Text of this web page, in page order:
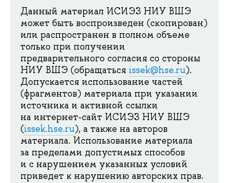
Данный материал ИСИЭЗ НИУ ВШЭ
может быть воспроизведен (скопирован)
или распространен в полном объеме
только при получении
предварительного согласия со стороны
НИУ ВШЭ (обращаться issek@hse.ru).
Допускается использование частей
(фрагментов) материала при указании
источника и активной ссылки
на интернет-сайт ИСИЭЗ НИУ ВШЭ
(issek.hse.ru), а также на авторов
материала. Использование материала
за пределами допустимых способов
и с нарушением указанных условий
приведет к нарушению авторских прав.